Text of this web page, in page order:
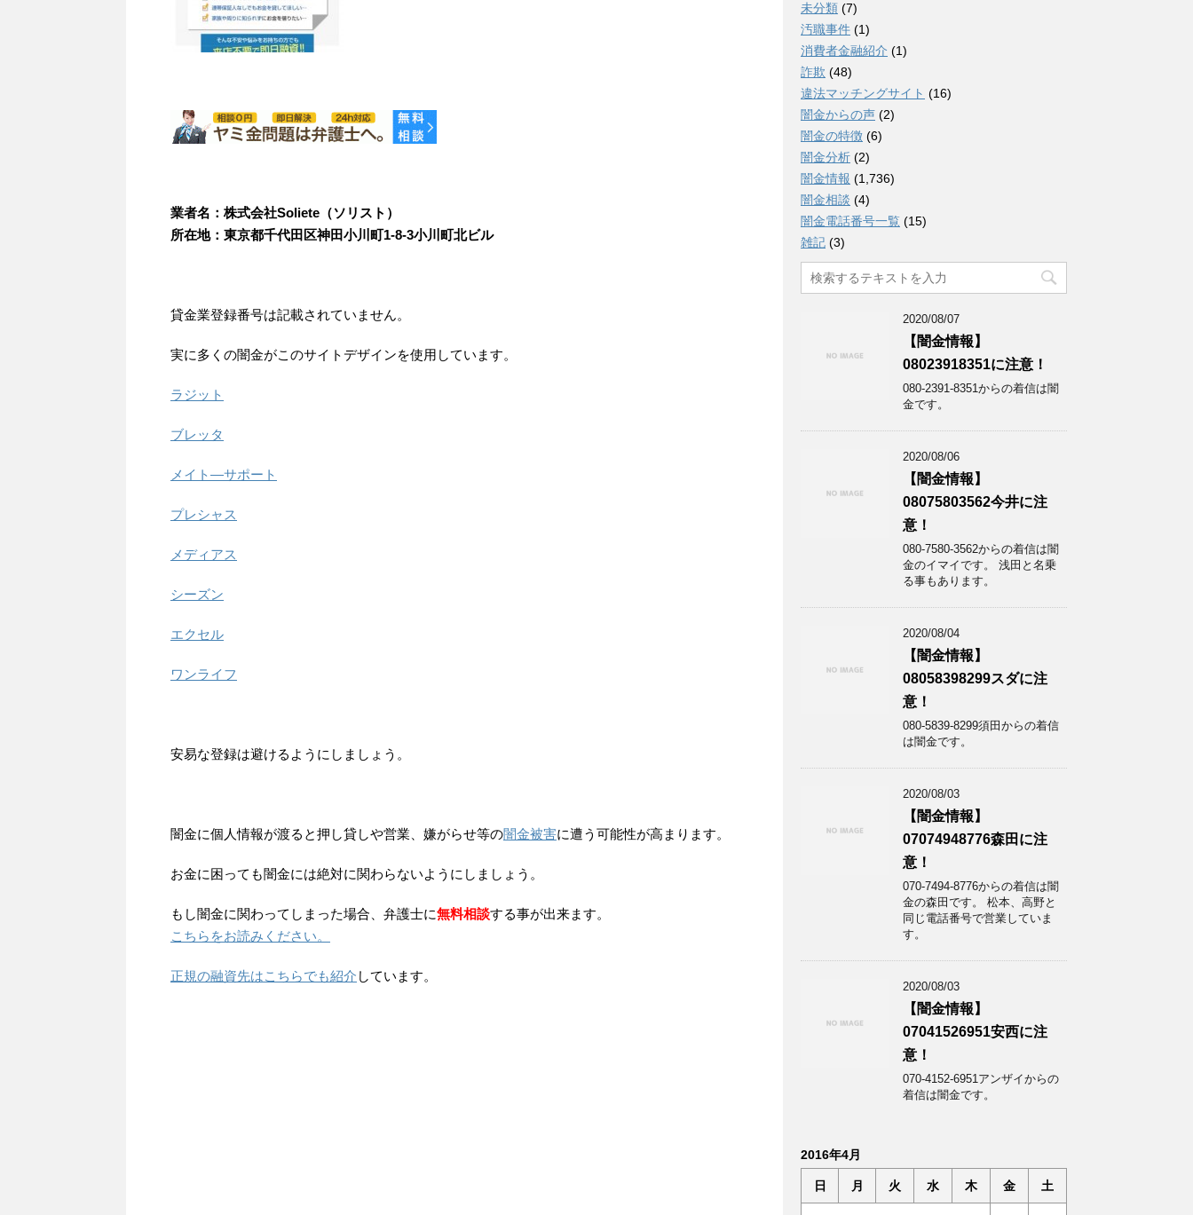
業者名：株式会社Soliete（ソリスト）
所在地：東京都千代田区神田小川町1-8-3小川町北ビル
貸金業登録番号は記載されていません。
実に多くの闇金がこのサイトデザインを使用しています。
ラジット
ブレッタ
メイト―サポート
プレシャス
メディアス
シーズン
エクセル
ワンライフ
安易な登録は避けるようにしましょう。
闇金に個人情報が渡ると押し貸しや営業、嫌がらせ等の闇金被害に遭う可能性が高まります。
お金に困っても闇金には絶対に関わらないようにしましょう。
もし闇金に関わってしまった場合、弁護士に無料相談する事が出来ます。
こちらをお読みください。
正規の融資先はこちらでも紹介 しています。
未分類 (7)
汚職事件 (1)
消費者金融紹介 (1)
詐欺 (48)
違法マッチングサイト (16)
闇金からの声 (2)
闇金の特徴 (6)
闇金分析 (2)
闇金情報 (1,736)
闇金相談 (4)
闇金電話番号一覧 (15)
雑記 (3)
2020/08/07
【闇金情報】
08023918351に注意！
080-2391-8351からの着信は闇
金です。
2020/08/06
【闇金情報】
08075803562今井に注
意！
080-7580-3562からの着信は闇
金のイマイです。 浅田と名乗
る事もあります。
2020/08/04
【闇金情報】
08058398299スダに注
意！
080-5839-8299須田からの着信
は闇金です。
2020/08/03
【闇金情報】
07074948776森田に注
意！
070-7494-8776からの着信は闇
金の森田です。 松本、高野と
同じ電話番号で営業していま
す。
2020/08/03
【闇金情報】
07041526951安西に注
意！
070-4152-6951アンザイからの
着信は闇金です。
2016年4月
日 月 火 水 木 金 土